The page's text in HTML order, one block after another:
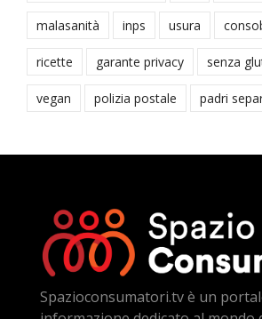
malasanità inps usura
ricette garante privacy senza
vegan polizia postale padri
Spazioconsumatori.tv è un